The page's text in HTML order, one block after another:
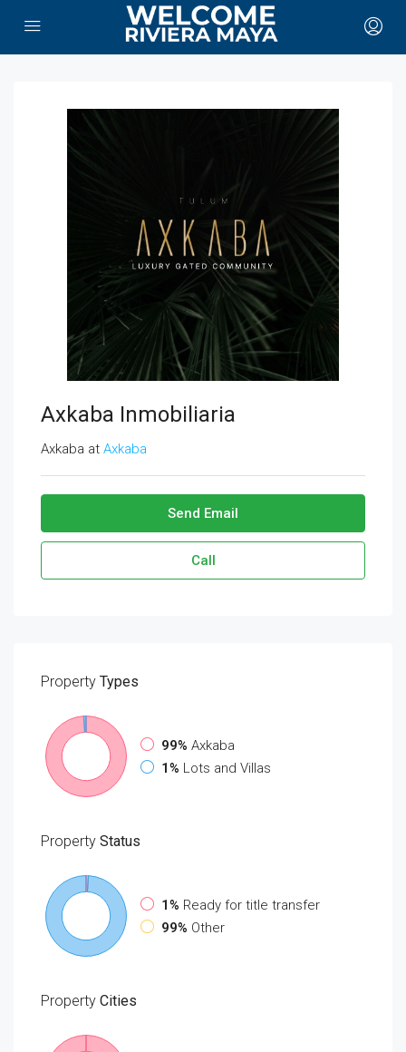
Axkaba Inmobiliaria
Axkaba at Axkaba
Send Email
Call
Property Types
99% Axkaba
1% Lots and Villas
Property Status
1% Ready for title transfer
99% Other
Property Cities